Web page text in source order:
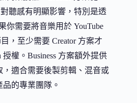
對聽感有明顯影響，特別是透
你需要將音樂用於 YouTube
，至少需要 Creator 方案才
授權。Business 方案額外提供
，適合需要後製剪輯、混音或
的專業團隊。